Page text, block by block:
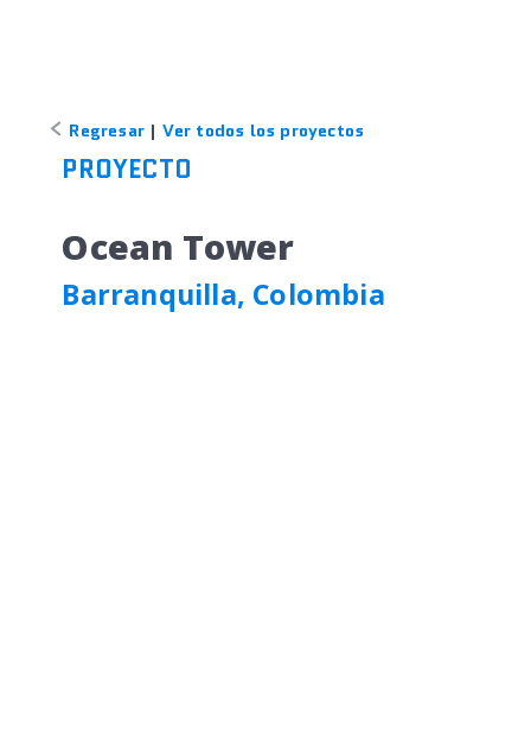
Regresar | Ver todos los proyectos
PROYECTO
Ocean Tower
Barranquilla, Colombia